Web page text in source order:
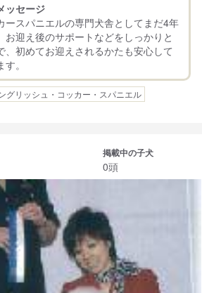
ッセージ
ースパニエルの専門犬舎としてまだ4年
お迎え後のサポートなどをしっかりと
、初めてお迎えされるかたも安心して
グリッシュ・コッカー・スパニエル
掲載中の子犬
0頭